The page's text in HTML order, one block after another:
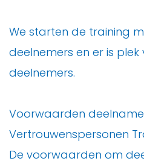
We starten de training
deelnemers en er is
deelnemers.
Voorwaarden deelname
Vertrouwenspersonen
De voorwaarden om